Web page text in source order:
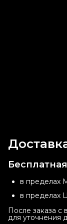
в пределах
в пределах
После заказа
для уточнения